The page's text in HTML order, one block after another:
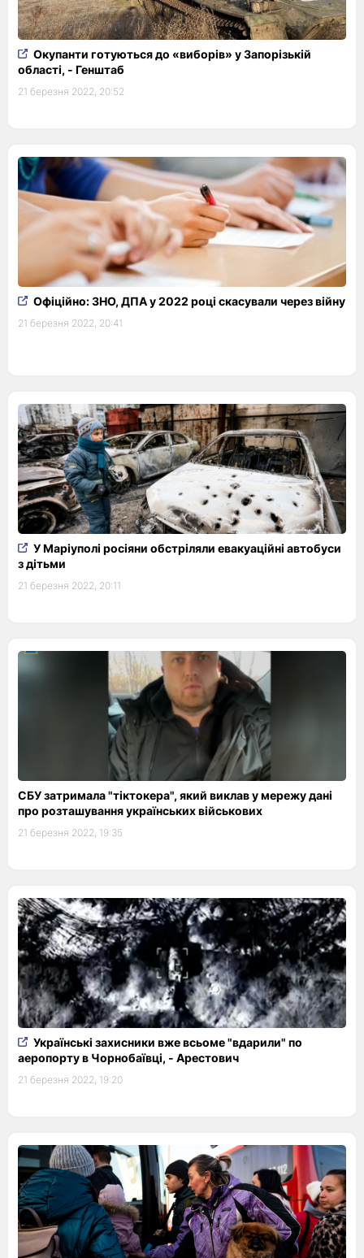
Окупанти готуються до «виборів» у Запорізькій
області, - Генштаб
21 березня 2022, 20:52
Офіційно: ЗНО, ДПА у 2022 році скасували через війну
21 березня 2022, 20:41
У Маріуполі росіяни обстріляли евакуаційні автобуси
з дітьми
21 березня 2022, 20:11
СБУ затримала "тіктокера", який виклав у мережу дані
про розташування українських військових
21 березня 2022, 19:35
Українські захисники вже всьоме "вдарили" по
аеропорту в Чорнобаївці, - Арестович
21 березня 2022, 19:20